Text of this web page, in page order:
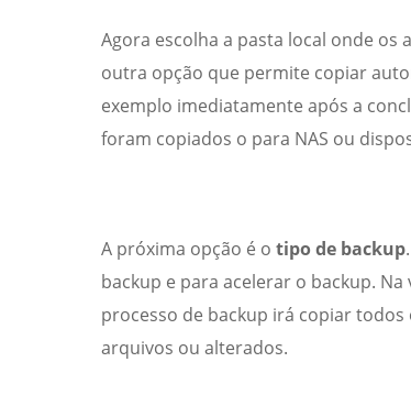
Agora escolha a pasta local onde os
outra opção que permite copiar
exemplo imediatamente após a
foram copiados o para NAS ou
A próxima opção é o tipo de backup
backup e para acelerar o backup.
processo de backup irá copiar
arquivos ou alterados.